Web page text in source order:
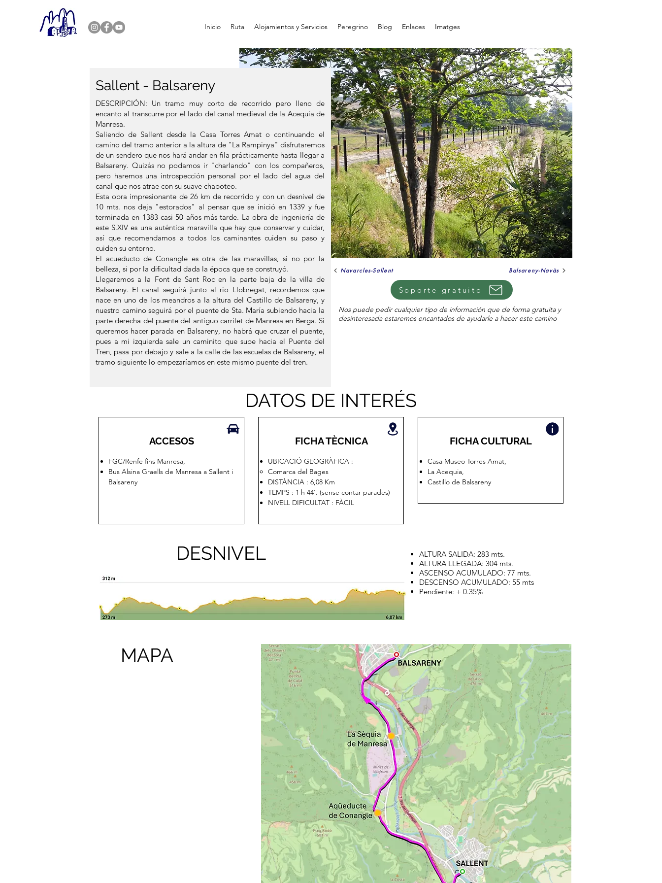
Inicio Ruta Alojamientos y Servicios Peregrino Blog Enlaces Imatges
Sallent - Balsareny
DESCRIPCIÓN: Un tramo muy corto de recorrido pero lleno de
encanto al transcurre por el lado del canal medieval de la Acequia de
Manresa.
Saliendo de Sallent desde la Casa Torres Amat o continuando el
camino del tramo anterior a la altura de "La Rampinya" disfrutaremos
de un sendero que nos hará andar en fila prácticamente hasta llegar a
Balsareny. Quizás no podamos ir "charlando" con los compañeros,
pero haremos una introspección personal por el lado del agua del
canal que nos atrae con su suave chapoteo.
Esta obra impresionante de 26 km de recorrido y con un desnivel de
10 mts. nos deja "estorados" al pensar que se inició en 1339 y fue
terminada en 1383 casi 50 años más tarde. La obra de ingeniería de
este S.XIV es una auténtica maravilla que hay que conservar y cuidar,
así que recomendamos a todos los caminantes cuiden su paso y
cuiden su entorno.
El acueducto de Conangle es otra de las maravillas, si no por la
belleza, si por la dificultad dada la época que se construyó.
Llegaremos a la Font de Sant Roc en la parte baja de la villa de
Balsareny. El canal seguirá junto al río Llobregat, recordemos que
nace en uno de los meandros a la altura del Castillo de Balsareny, y
nuestro camino seguirá por el puente de Sta. María subiendo hacia la
parte derecha del puente del antiguo carrilet de Manresa en Berga. Si
queremos hacer parada en Balsareny, no habrá que cruzar el puente,
pues a mi izquierda sale un caminito que sube hacia el Puente del
Tren, pasa por debajo y sale a la calle de las escuelas de Balsareny, el
tramo siguiente lo empezaríamos en este mismo puente del tren.
Navarcles-Sallent Balsareny-Navàs
Soporte gratuito
Nos puede pedir cualquier tipo de información que de forma gratuita y
desinteresada estaremos encantados de ayudarle a hacer este camino
DATOS DE INTERÉS
ACCESOS
FGC/Renfe fins Manresa,
Bus Alsina Graells de Manresa a Sallent i
Balsareny
FICHA TÈCNICA
UBICACIÓ GEOGRÀFICA :
Comarca del Bages
DISTÀNCIA : 6,08 Km
TEMPS : 1 h 44'. (sense contar parades)
NIVELL DIFICULTAT : FÀCIL
FICHA CULTURAL
Casa Museo Torres Amat,
La Acequia,
Castillo de Balsareny
DESNIVEL
ALTURA SALIDA: 283 mts.
ALTURA LLEGADA: 304 mts.
ASCENSO ACUMULADO: 77 mts.
DESCENSO ACUMULADO: 55 mts
Pendiente: + 0.35%
MAPA